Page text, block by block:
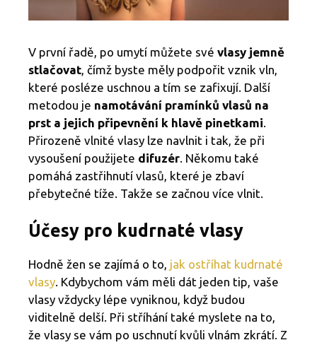
V první řadě, po umytí můžete své vlasy jemně
stlačovat, čímž byste měly podpořit vznik vln,
které posléze uschnou a tím se zafixují. Další
metodou je namotávání pramínků vlasů na
prst a jejich připevnění k hlavě pinetkami.
Přirozeně vlnité vlasy lze navlnit i tak, že při
vysoušení použijete difuzér. Někomu také
pomáhá zastřihnutí vlasů, které je zbaví
přebytečné tíže. Takže se začnou více vlnit.
Účesy pro kudrnaté vlasy
Hodně žen se zajímá o to, jak ostříhat kudrnaté
vlasy. Kdybychom vám měli dát jeden tip, vaše
vlasy vždycky lépe vyniknou, když budou
viditelně delší. Při stříhání také myslete na to,
že vlasy se vám po uschnutí kvůli vlnám zkrátí. Z